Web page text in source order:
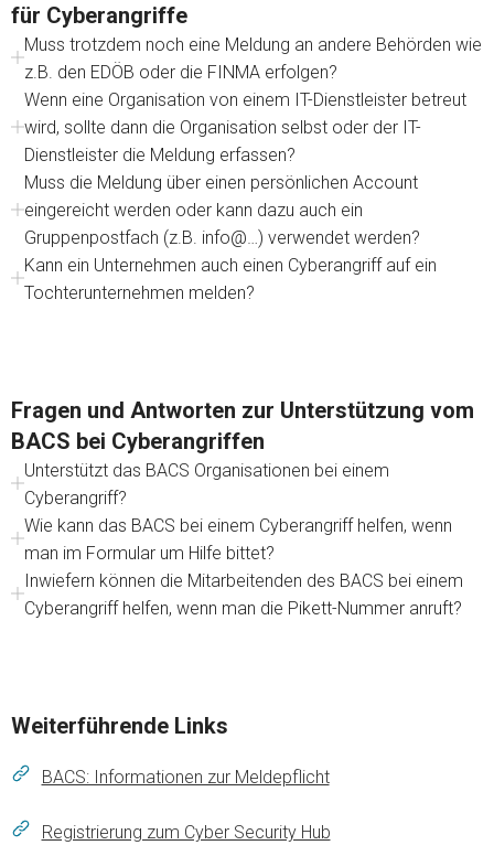
für Cyberangriffe
Muss trotzdem noch eine Meldung an andere Behörden wie
z.B. den EDÖB oder die FINMA erfolgen?
Wenn eine Organisation von einem IT-Dienstleister betreut
wird, sollte dann die Organisation selbst oder der IT-
Dienstleister die Meldung erfassen?
Muss die Meldung über einen persönlichen Account
eingereicht werden oder kann dazu auch ein
Gruppenpostfach (z.B. info@…) verwendet werden?
Kann ein Unternehmen auch einen Cyberangriff auf ein
Tochterunternehmen melden?
Fragen und Antworten zur Unterstützung vom
BACS bei Cyberangriffen
Unterstützt das BACS Organisationen bei einem
Cyberangriff?
Wie kann das BACS bei einem Cyberangriff helfen, wenn
man im Formular um Hilfe bittet?
Inwiefern können die Mitarbeitenden des BACS bei einem
Cyberangriff helfen, wenn man die Pikett-Nummer anruft?
Weiterführende Links
BACS: Informationen zur Meldepflicht
Registrierung zum Cyber Security Hub